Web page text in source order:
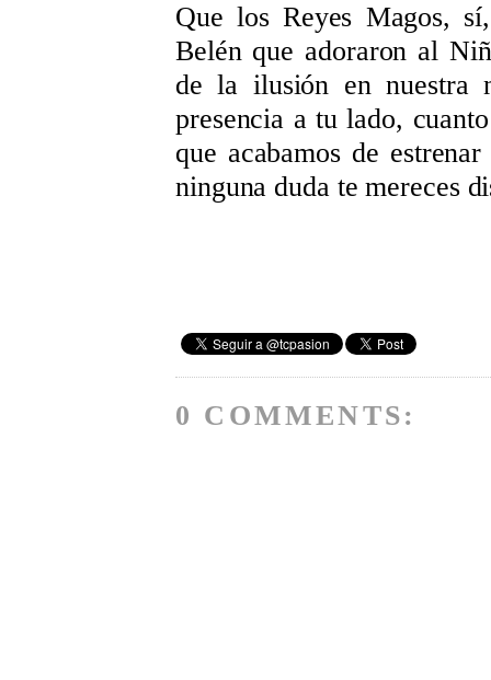
Que los Reyes Magos,
Belén que adoraron al
de la ilusión en nuestra
presencia a tu lado,
que acabamos de
ninguna duda te mereces
0 COMMENTS: